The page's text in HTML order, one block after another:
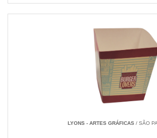
LYONS - ARTES GRÁFICAS/ SÃO